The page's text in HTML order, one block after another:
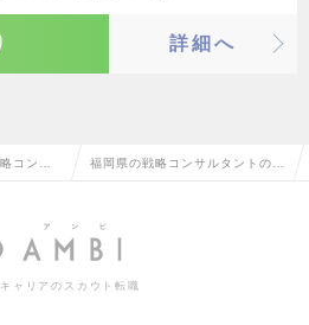
詳細へ
コンサ 福岡県の戦略コンサルタントの転
ャリアのスカウト転職